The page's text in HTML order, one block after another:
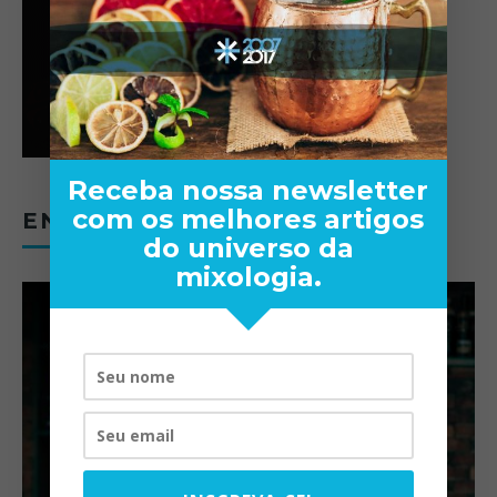
ENTREVISTAS
Receba nossa newsletter
com os melhores artigos
do universo da
mixologia.